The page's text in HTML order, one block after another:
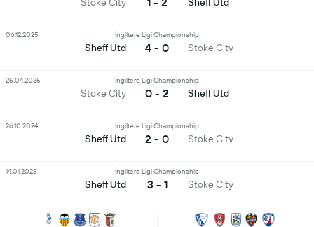
Sheff Utd
İngiltere Ligi Championship
4 - 0 Stoke City
06.12.2025
Stoke City
İngiltere Ligi Championship
0 - 2 Sheff Utd
25.04.2025
Sheff Utd
İngiltere Ligi Championship
2 - 0 Stoke City
26.10.2024
Sheff Utd
İngiltere Ligi Championship
3 - 1 Stoke City
14.01.2023